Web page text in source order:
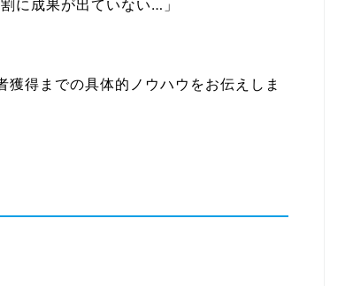
に成果が出ていない…」
得までの具体的ノウハウをお伝えしま